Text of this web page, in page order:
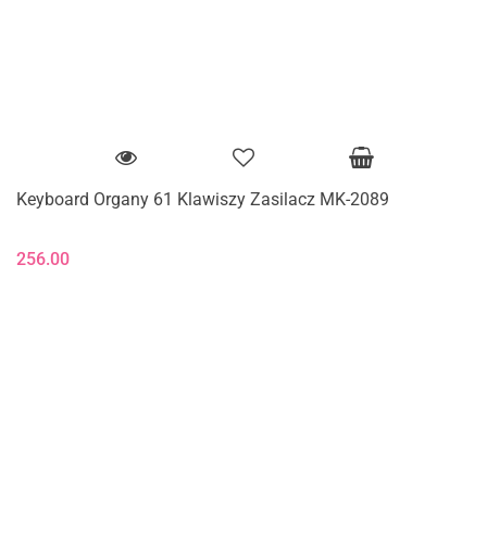
Keyboard Organy 61 Klawiszy Zasilacz MK-2089
256.00